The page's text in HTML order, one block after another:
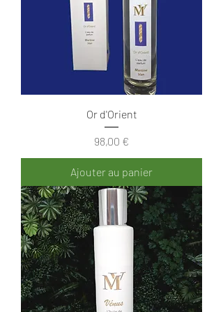
Or d'Orient
Prix
98,00 €
Ajouter au panier